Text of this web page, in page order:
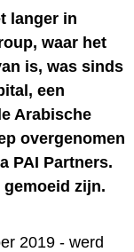
langer in
waar het
is, was sinds
een
Arabische
overgenomen
PAI Partners.
zijn.
2019 - werd